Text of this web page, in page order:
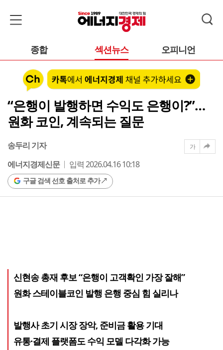
종합 섹션뉴스 오피니언
“은행이 발행하면 수익도 은행이?”…
원화 코인, 계속되는 질문
송두리 기자
에너지경제신문
입력 2026.04.16 10:18
구글 검색 선호 출처로 추가
가
신현송 총재 후보 “은행이 고객확인 가장 잘해”
원화 스테이블코인 발행 은행 중심 힘 실리나
발행사 초기 시장 장악, 준비금 활용 기대
유통·결제 플랫폼도 수익 모델 다각화 가능